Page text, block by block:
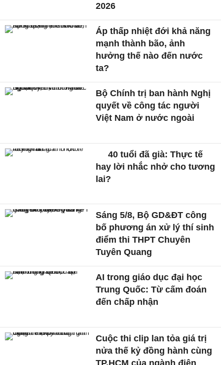
2026
Áp thấp nhiệt đới khả năng
mạnh thành bão, ảnh
hưởng thế nào đến nước
ta?
Bộ Chính trị ban hành Nghị
quyết về công tác người
Việt Nam ở nước ngoài
40 tuổi đã già: Thực tế
hay lời nhắc nhở cho tương
lai?
Sáng 5/8, Bộ GD&ĐT công
bố phương án xử lý thí sinh
điểm thi THPT Chuyên
Tuyên Quang
AI trong giáo dục đại học
Trung Quốc: Từ cấm đoán
đến chấp nhận
Cuộc thi clip lan tỏa giá trị
nửa thế kỷ đồng hành cùng
TP.HCM của ngành điện